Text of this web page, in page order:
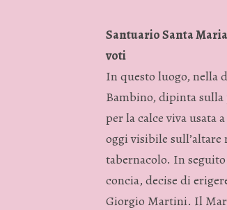
Santuario Santa
voti
In questo luogo, nella
Bambino, dipinta sulla
per la calce viva usata
oggi visibile
tabernacolo. In
concia, decise di
Giorgio Martini. Il